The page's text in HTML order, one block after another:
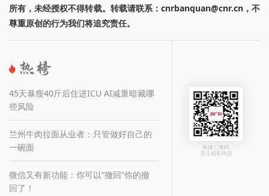
所有，未经授权不得转载。转载请联系：cnrbanquan@cnr.cn，不
尊重原创的行为我们将追究责任。
45天暴瘦40斤后住进ICU AI减重暗藏哪
些风险
兰州牛肉拉面从业者：只管做好自己的
一碗面
微信又有新功能：你可以“撤回”你的撤
回了！
长按二维码
关注精彩内容